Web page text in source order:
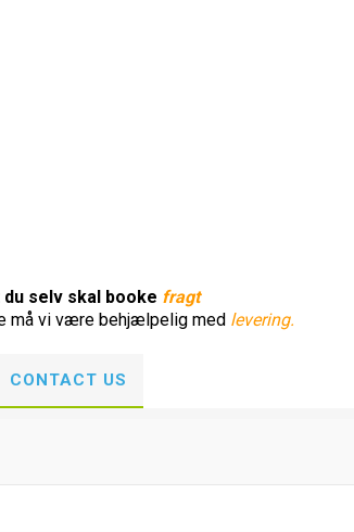
du selv skal booke fragt
må vi være behjælpelig med levering.
CONTACT US